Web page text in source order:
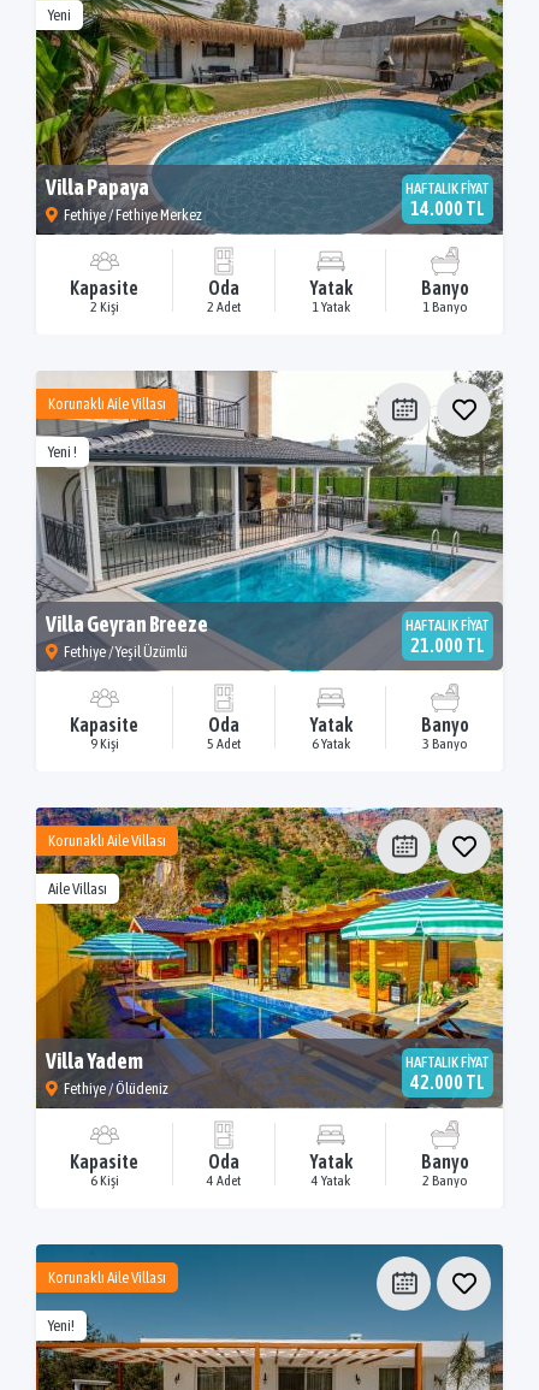
Yeni
Villa Papaya
Fethiye / Fethiye Merkez
HAFTALIK FİYAT
14.000 TL
Kapasite
2 Kişi
Oda
2 Adet
Yatak
1 Yatak
Banyo
1 Banyo
Korunaklı Aile Villası
Yeni !
Villa Geyran Breeze
Fethiye / Yeşil Üzümlü
HAFTALIK FİYAT
21.000 TL
Kapasite
9 Kişi
Oda
5 Adet
Yatak
6 Yatak
Banyo
3 Banyo
Korunaklı Aile Villası
Aile Villası
Villa Yadem
Fethiye / Ölüdeniz
HAFTALIK FİYAT
42.000 TL
Kapasite
6 Kişi
Oda
4 Adet
Yatak
4 Yatak
Banyo
2 Banyo
Korunaklı Aile Villası
Yeni!